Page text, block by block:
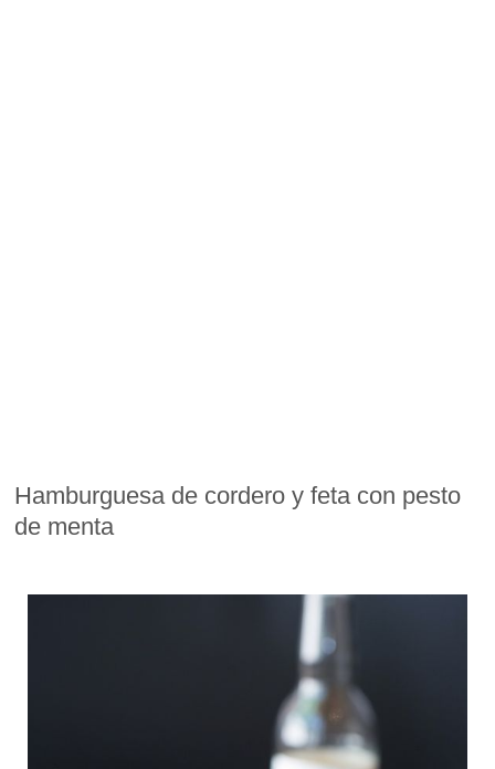
Hamburguesa de cordero y feta con pesto
de menta